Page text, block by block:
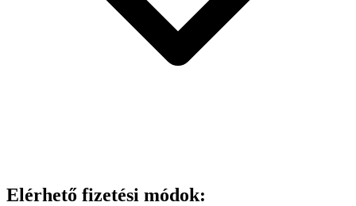
Elérhető fizetési módok: